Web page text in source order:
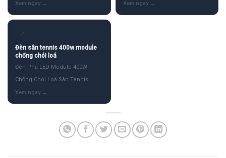
✓
Đèn sân tennis 400w module
chống chói loá
Đèn Pha LED Module 400W
Chống Chói Loá Sân Tennis